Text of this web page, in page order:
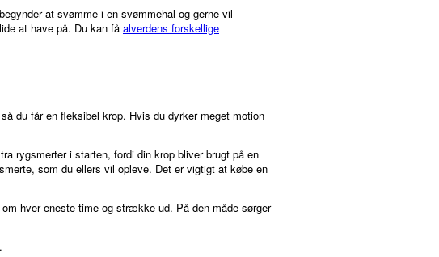
at svømme i en svømmehal og gerne vil
at have på. Du kan få alverdens forskellige
du får en fleksibel krop. Hvis du dyrker meget motion
rygsmerter i starten, fordi din krop bliver brugt på en
som du ellers vil opleve. Det er vigtigt at købe en
hver eneste time og strække ud. På den måde sørger